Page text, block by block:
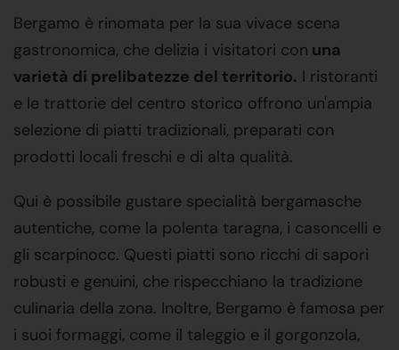
Bergamo è rinomata per la sua vivace scena
gastronomica, che delizia i visitatori con una
varietà di prelibatezze del territorio. I ristoranti
e le trattorie del centro storico offrono un'ampia
selezione di piatti tradizionali, preparati con
prodotti locali freschi e di alta qualità.
Qui è possibile gustare specialità bergamasche
autentiche, come la polenta taragna, i casoncelli e
gli scarpinocc. Questi piatti sono ricchi di sapori
robusti e genuini, che rispecchiano la tradizione
culinaria della zona. Inoltre, Bergamo è famosa per
i suoi formaggi, come il taleggio e il gorgonzola,